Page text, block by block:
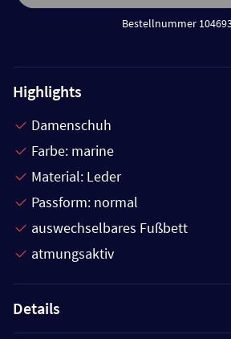
Bestellnummer
Highlights
Damenschuh
Farbe: marine
Material: Leder
Passform: normal
auswechselbares Fußbett
atmungsaktiv
Details